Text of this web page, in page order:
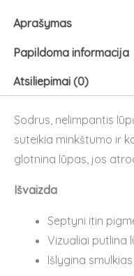
Aprašymas
Papildoma informacija
Atsiliepimai (0)
Sodrus, nelimpantis
suteikia minkštumo ir
glotnina lūpas, jos
Išvaizda
Septyni itin
Vizualiai putlina
Išlygina